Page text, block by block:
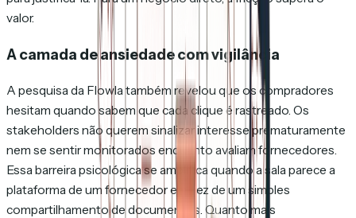
valor.
A camada de ansiedade com vigilância
A pesquisa da Flowla também revelou que os compradores
hesitam quando sabem que cada clique é rastreado. Os
stakeholders não querem sinalizar interesse prematuramente
nem se sentir monitorados enquanto avaliam fornecedores.
Essa barreira psicológica se amplifica quando a sala parece a
plataforma de um fornecedor em vez de um simples
compartilhamento de documentos. Quanto mais